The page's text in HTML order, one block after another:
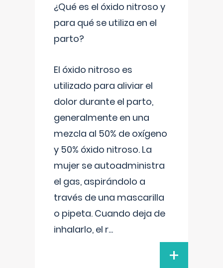
¿Qué es el óxido nitroso y
para qué se utiliza en el
parto?
El óxido nitroso es
utilizado para aliviar el
dolor durante el parto,
generalmente en una
mezcla al 50% de oxígeno
y 50% óxido nitroso. La
mujer se autoadministra
el gas, aspirándolo a
través de una mascarilla
o pipeta. Cuando deja de
inhalarlo, el r...
+